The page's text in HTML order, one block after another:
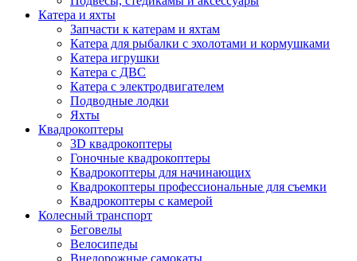
Катера и яхты
Запчасти к катерам и яхтам
Катера для рыбалки с эхолотами и кормушками
Катера игрушки
Катера с ДВС
Катера с электродвигателем
Подводные лодки
Яхты
Квадрокоптеры
3D квадрокоптеры
Гоночные квадрокоптеры
Квадрокоптеры для начинающих
Квадрокоптеры профессиональные для съемки
Квадрокоптеры с камерой
Колесный транспорт
Беговелы
Велосипеды
Внедорожные самокаты